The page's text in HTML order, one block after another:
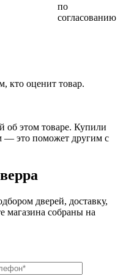
по
согласованию
кто оценит товар.
об этом товаре. Купили
— это поможет другим с
дверей, доставку,
магазина собраны на